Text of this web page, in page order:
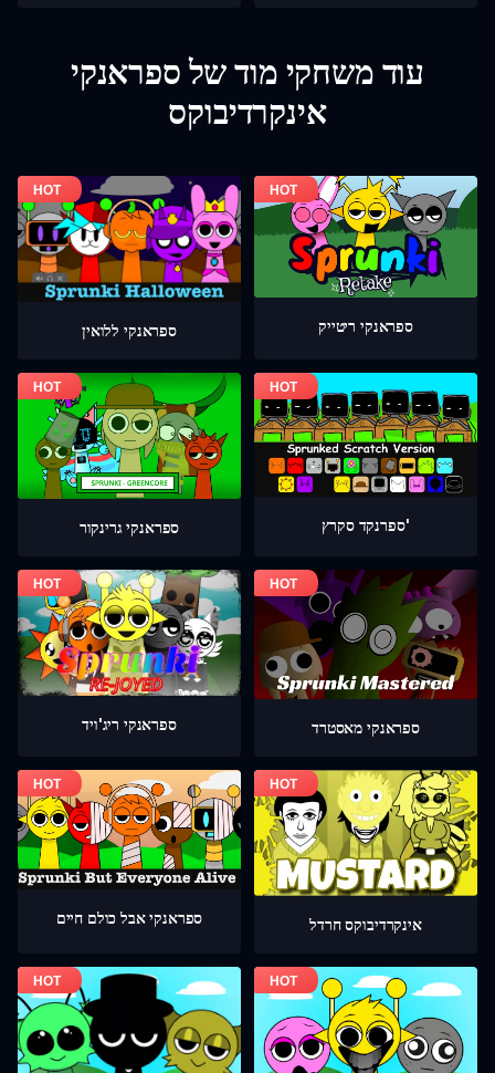
עוד משחקי מוד של ספראנקי
אינקרדיבוקס
ספראנקי ללואין ספראנקי ריטייק
ספראנקי גרינקור ספרנקד סקרץ'
ספראנקי ריג'ויד ספראנקי מאסטרד
ספראנקי אבל כולם חיים אינקרדיבוקס חרדל